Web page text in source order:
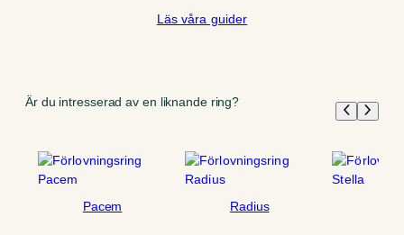
Läs våra guider
Är du intresserad av en liknande ring?
Pacem Radius